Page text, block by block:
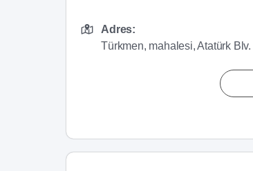
Adres:
Türkmen, mahalesi, Atatürk